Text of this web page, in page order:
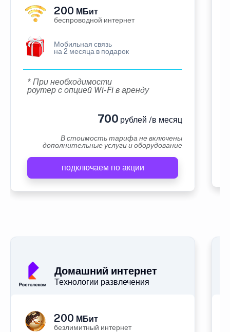
200 МБит
беспроводной интернет
Мобильная связь
на 2 месяца в подарок
* При необходимости
роутер с опцией Wi-Fi в аренду
700 рублей /в месяц
В стоимость тарифа не включены
дополнительные услуги и оборудование
подключаем по акции
Домашний интернет
Технологии развлечения
200 МБит
безлимитный интернет